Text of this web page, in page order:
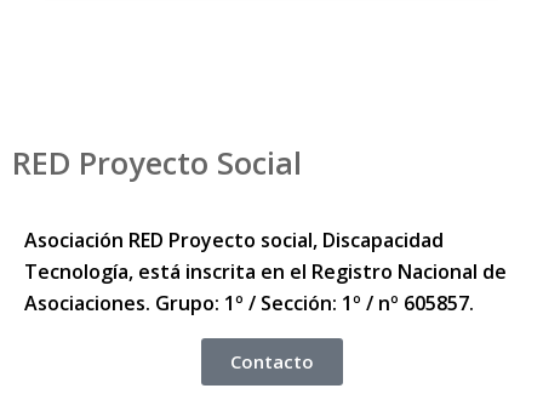
RED Proyecto Social
Asociación RED Proyecto social, Discapacidad
Tecnología, está inscrita en el Registro Nacional de
Asociaciones. Grupo: 1º / Sección: 1º / nº 605857.
Contacto